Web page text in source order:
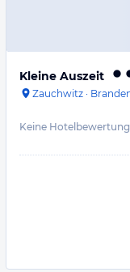
Kleine Auszeit
Zauchwitz ·
Keine